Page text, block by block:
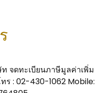
จดทะเบียนภาษีมูลค่าเพิ่ม
ร : 02-430-1062 Mobile: